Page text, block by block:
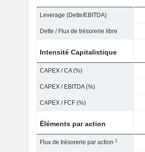
Leverage (Dette/EBITDA)
Dette / Flux de trésorerie libre
Intensité Capitalistique
CAPEX / CA (%)
CAPEX / EBITDA (%)
CAPEX / FCF (%)
Éléments par action
Flux de trésorerie par action1